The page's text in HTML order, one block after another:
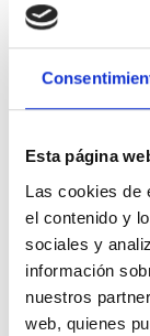
Esta página
Las cookies de
el contenido y
sociales y
información
nuestros
web, quienes
para acoger
de lamas).
Nuevas
Toda la
Sistema
Acabados